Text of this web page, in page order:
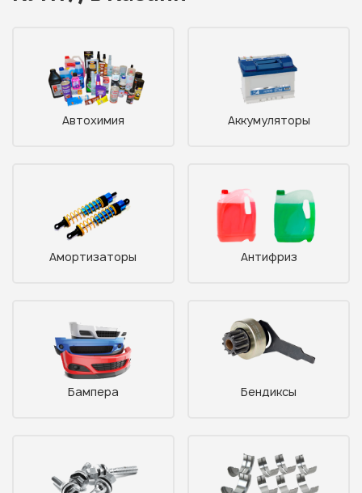
Автохимия Аккумуляторы
Амортизаторы Антифриз
Бампера Бендиксы